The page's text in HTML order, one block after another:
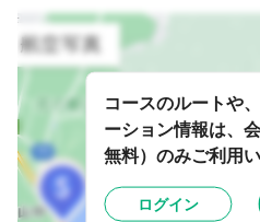
コースのルートや
ーション情報は、
無料）のみご利用
ログイン